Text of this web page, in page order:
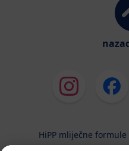
HiPP mliječne formule